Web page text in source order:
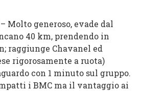
– Molto generoso, evade dal
40 km, prendendo in
raggiunge Chavanel ed
rigorosamente a ruota)
con 1 minuto sul gruppo.
i BMC ma il vantaggio ai